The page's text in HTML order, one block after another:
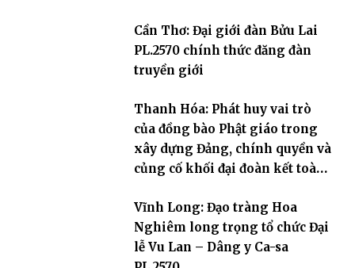
Cần Thơ: Đại giới đàn Bửu Lai
PL.2570 chính thức đăng đàn
truyền giới
Thanh Hóa: Phát huy vai trò
của đồng bào Phật giáo trong
xây dựng Đảng, chính quyền và
củng cố khối đại đoàn kết toàn
Vĩnh Long: Đạo tràng Hoa
Nghiêm long trọng tổ chức Đại
lễ Vu Lan – Dâng y Ca-sa